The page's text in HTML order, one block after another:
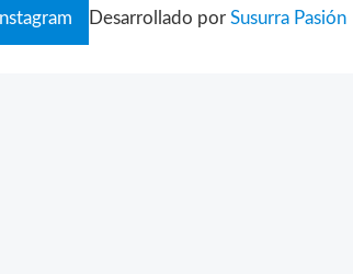
Instagram Desarrollado por Susurra Pasión